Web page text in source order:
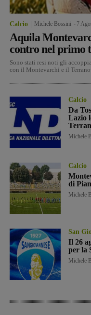
Calcio Michele Bossini 7
Aquila
contro nel primo
Sono stati resi noti gli
con il Montevarchi e il
Calcio
Da
Lazio
Michele
Calcio
di
Michele
San
Il 26
per la
Michele